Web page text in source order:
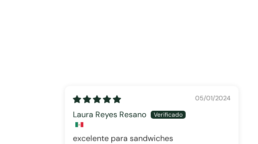
05/01/2024
Laura Reyes Resano
excelente para sandwiches